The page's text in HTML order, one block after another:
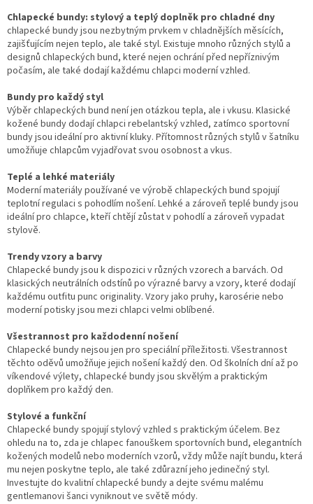
a
c
í
p
r
y
v
ý
p
u
v
á
n
í
Chlapecké bundy: stylový a teplý doplněk pro chladné dny
chlapecké bundy jsou nezbytným prvkem v chladnějších měsících,
zajišťujícím nejen teplo, ale také styl. Existuje mnoho různých stylů a
designů chlapeckých bund, které nejen ochrání před nepříznivým
počasím, ale také dodají každému chlapci moderní vzhled.
Bundy pro každý styl
Výběr chlapeckých bund není jen otázkou tepla, ale i vkusu. Klasické
kožené bundy dodají chlapci rebelantský vzhled, zatímco sportovní
bundy jsou ideální pro aktivní kluky. Přítomnost různých stylů v šatníku
umožňuje chlapcům vyjadřovat svou osobnost a vkus.
Teplé a lehké materiály
Moderní materiály používané ve výrobě chlapeckých bund spojují
teplotní regulaci s pohodlím nošení. Lehké a zároveň teplé bundy jsou
ideální pro chlapce, kteří chtějí zůstat v pohodlí a zároveň vypadat
stylově.
Trendy vzory a barvy
Chlapecké bundy jsou k dispozici v různých vzorech a barvách. Od
klasických neutrálních odstínů po výrazné barvy a vzory, které dodají
každému outfitu punc originality. Vzory jako pruhy, karosérie nebo
moderní potisky jsou mezi chlapci velmi oblíbené.
Všestrannost pro každodenní nošení
Chlapecké bundy nejsou jen pro speciální příležitosti. Všestrannost
těchto oděvů umožňuje jejich nošení každý den. Od školních dní až po
víkendové výlety, chlapecké bundy jsou skvělým a praktickým
doplňkem pro každý den.
Stylové a funkční
Chlapecké bundy spojují stylový vzhled s praktickým účelem. Bez
ohledu na to, zda je chlapec fanouškem sportovních bund, elegantních
kožených modelů nebo moderních vzorů, vždy může najít bundu, která
mu nejen poskytne teplo, ale také zdůrazní jeho jedinečný styl.
Investujte do kvalitní chlapecké bundy a dejte svému malému
gentlemanovi šanci vyniknout ve světě módy.